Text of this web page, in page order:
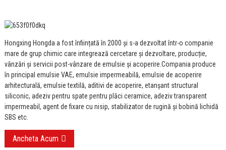
Hongxing Hongda a fost înființată în 2000 și s-a dezvoltat într-o companie
mare de grup chimic care integrează cercetare și dezvoltare, producție,
vânzări și servicii post-vânzare de emulsie și acoperire. Compania produce
în principal emulsie VAE, emulsie impermeabilă, emulsie de acoperire
arhitecturală, emulsie textilă, aditivi de acoperire, etanșant structural
siliconic, adeziv pentru spate pentru plăci ceramice, adeziv transparent
impermeabil, agent de fixare cu nisip, stabilizator de rugină și bobină lichidă
SBS etc.
Ancheta Acum